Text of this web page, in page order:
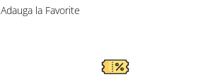
Adauga la Favorite